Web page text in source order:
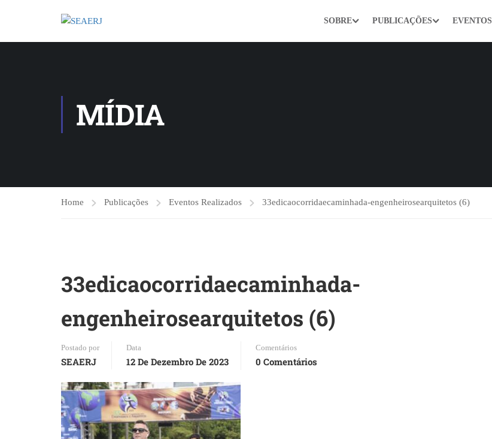
SOBRE PUBLICAÇÕES EVENTOS
MÍDIA
Home Publicações Eventos Realizados 33edicaocorridaecaminhada-engenheirosearquitetos (6)
33edicaocorridaecaminhada-
engenheirosearquitetos (6)
Postado por
SEAERJ
Data
12 De Dezembro De 2023
Comentários
0 Comentários